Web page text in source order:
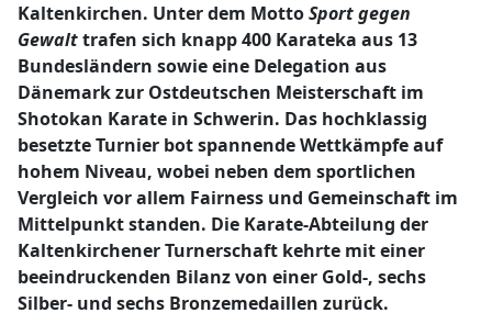
Kaltenkirchen. Unter dem MottoSport gegen
Gewalttrafen sich knapp 400 Karateka aus 13
Bundesländern sowie eine Delegation aus
Dänemark zur Ostdeutschen Meisterschaft im
Shotokan Karate in Schwerin. Das hochklassig
besetzte Turnier bot spannende Wettkämpfe auf
hohem Niveau, wobei neben dem sportlichen
Vergleich vor allem Fairness und Gemeinschaft im
Mittelpunkt standen. Die Karate-Abteilung der
Kaltenkirchener Turnerschaft kehrte mit einer
beeindruckenden Bilanz von einer Gold-, sechs
Silber- und sechs Bronzemedaillen zurück.